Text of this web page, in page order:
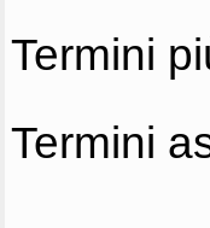
Termini
Termini